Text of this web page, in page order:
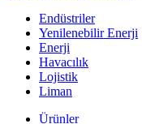
Endüstriler
Yenilenebilir Enerji
Enerji
Havacılık
Lojistik
Liman
Ürünler